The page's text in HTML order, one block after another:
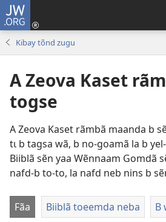
JW.ORG
Kibay tõnd zugu
A Zeova Kaset
togse
A Zeova Kaset rãmbã maanda b
tɩ b tagsa wã, b no-goamã la b
Biiblã sẽn yaa Wẽnnaam Gomdã
nafd-b to-to, la nafd neb nins b
Fãa Biiblã toeemda neba B